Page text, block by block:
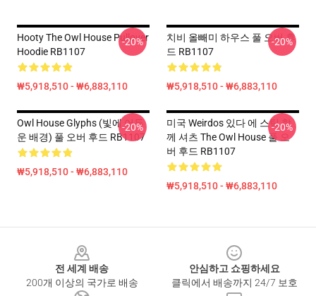
Hooty The Owl House Pullover
Hoodie RB1107
₩5,918,510 - ₩6,883,110
-20%
치비 올빼미 하우스 풀 오버 후
드 RB1107
₩5,918,510 - ₩6,883,110
-20%
Owl House Glyphs (빛에 어두
운 배경) 풀 오버 후드 RB1107
₩5,918,510 - ₩6,883,110
-20%
미국 Weirdos 있다 에 스틱 함
께 셔츠 The Owl House 풀 오
버 후드 RB1107
₩5,918,510 - ₩6,883,110
-20%
전 세계 배송
200개 이상의 국가로 배송
안심하고 쇼핑하세요
클릭에서 배송까지 24/7 보호